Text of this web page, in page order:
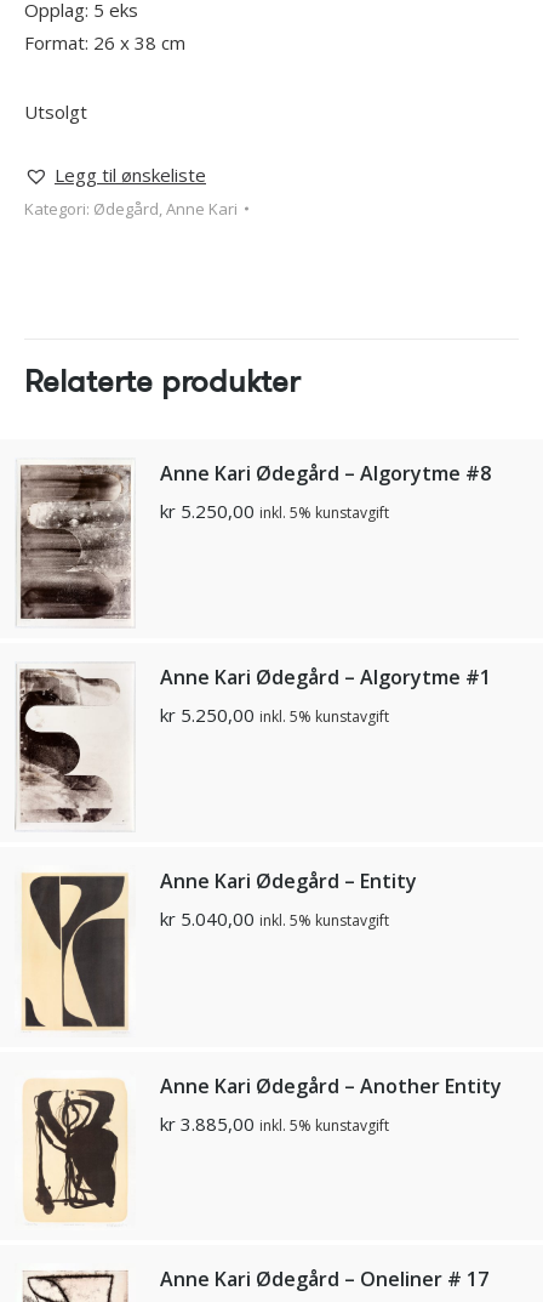
Opplag: 5 eks
Format: 26 x 38 cm
Utsolgt
Legg til ønskeliste
Kategori: Ødegård, Anne Kari
Relaterte produkter
Anne Kari Ødegård – Algorytme #8
kr 5.250,00 inkl. 5% kunstavgift
Anne Kari Ødegård – Algorytme #1
kr 5.250,00 inkl. 5% kunstavgift
Anne Kari Ødegård – Entity
kr 5.040,00 inkl. 5% kunstavgift
Anne Kari Ødegård – Another Entity
kr 3.885,00 inkl. 5% kunstavgift
Anne Kari Ødegård – Oneliner # 17